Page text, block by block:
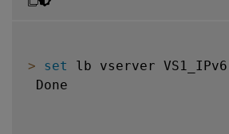
> set lb vserver VS1_IPv6
Done